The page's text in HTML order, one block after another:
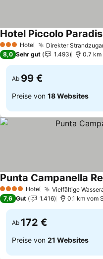
3 SterneHotel Direkter
Hotel Piccolo
8,0 Sehr gut 1.493 0.7 km
Ab 99 €
Preise von 18 Websites
4 Sterne Hotel Vielfältige
Punta Campanella
7,6 Gut 1.416 0.1 km vom
Ab 172 €
Preise von 21 Websites